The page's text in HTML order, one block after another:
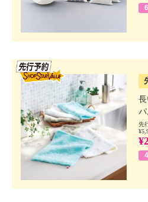
先